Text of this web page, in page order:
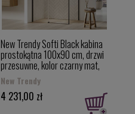
New Trendy Softi Black kabina
prostokątna 100x90 cm, drzwi
przesuwne, kolor czarny mat,
uniwersalne EXK-3966
New Trendy
4 231,00 zł